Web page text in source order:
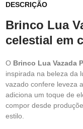
DESCRIÇÃO
Brinco Lua
celestial em
O Brinco Lua Vazada
inspirada na beleza da
vazado confere leveza
adiciona um toque de
compor desde
estilo.